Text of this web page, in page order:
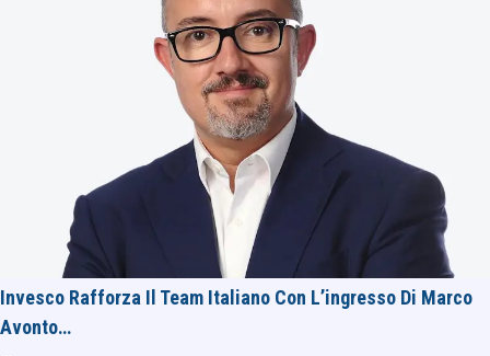
Invesco Rafforza Il Team Italiano Con L’ingresso Di Marco
Avonto…